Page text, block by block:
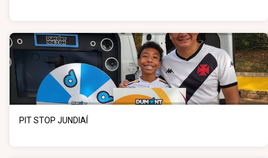
PIT STOP JUNDIAÍ